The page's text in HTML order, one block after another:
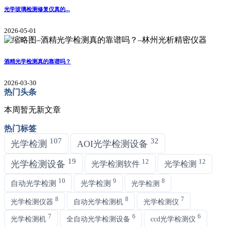
光学玻璃检测修复仪真的...
2026-05-01
酒精光学检测真的靠谱吗？
2026-03-30
热门头条
本周暂无新文章
热门标签
光学检测 107 AOI光学检测设备 32
光学检测设备 19 光学检测软件 12 光学检测 12
自动光学检测 10 光学检测 9 光学检测 8
光学检测仪器 8 自动光学检测机 8 光学检测仪 7
光学检测机 7 全自动光学检测设备 6 ccd光学检测仪 6